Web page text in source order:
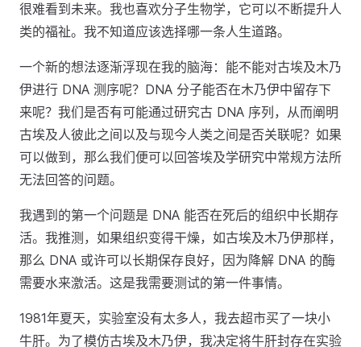
很难看到未来。我也喜欢分子生物学，它可以不断提升人
类的福祉。我不知道应该选择哪一条人生道路。
一个新的想法逐渐浮现在我的脑海：能不能对古埃及木乃
伊进行 DNA 测序呢？DNA 分子能否在木乃伊中留存下
来呢？我们是否有可能通过研究古 DNA 序列，从而阐明
古埃及人彼此之间以及与现今人类之间是否关联呢？如果
可以做到，那么我们便可以回答埃及学研究中常规方法所
无法回答的问题。
我遇到的第一个问题是 DNA 能否在死后的组织中长期存
活。我推测，如果组织变得干燥，如古埃及木乃伊那样，
那么 DNA 或许可以长期保存良好，因为降解 DNA 的酶
需要水来激活。这是我需要测试的第一件事情。
1981年夏天，实验室没有太多人，我去超市买了一块小
牛肝。为了模仿古埃及木乃伊，我决定将牛肝封存在实验